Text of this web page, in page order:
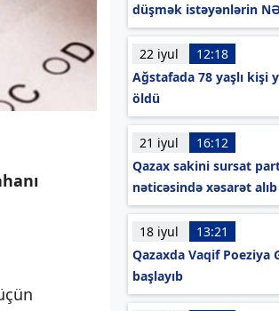
düşmək istəyənlərin
22 iyul
12:18
Ağstafada 78 yaşlı kişi
öldü
21 iyul
16:12
Qazax sakini sursat
nəticəsində xəsarət alıb
18 iyul
13:21
Qazaxda Vaqif Poeziya
başlayıb